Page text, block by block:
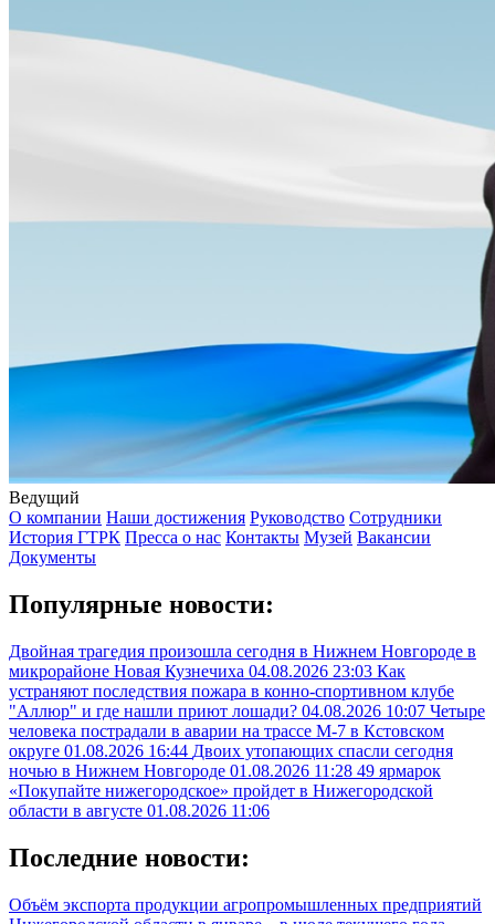
Ведущий
О компании Наши достижения Руководство Сотрудники
История ГТРК Пресса о нас Контакты Музей Вакансии
Документы
Популярные новости:
Двойная трагедия произошла сегодня в Нижнем Новгороде в
микрорайоне Новая Кузнечиха 04.08.2026 23:03 Как
устраняют последствия пожара в конно-спортивном клубе
"Аллюр" и где нашли приют лошади? 04.08.2026 10:07 Четыре
человека пострадали в аварии на трассе М-7 в Кстовском
округе 01.08.2026 16:44 Двоих утопающих спасли сегодня
ночью в Нижнем Новгороде 01.08.2026 11:28 49 ярмарок
«Покупайте нижегородское» пройдет в Нижегородской
области в августе 01.08.2026 11:06
Последние новости:
Объём экспорта продукции агропромышленных предприятий